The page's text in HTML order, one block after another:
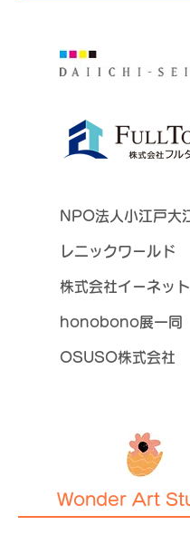
NPO法人小江戸大
レニックワールド
株式会社イーネット
honobono展一同
OSUSO株式会社
Wonder Art